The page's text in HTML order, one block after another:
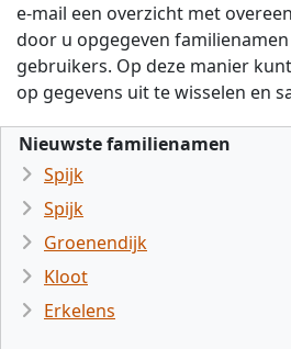
e-mail een overzicht met
door u opgegeven
gebruikers. Op deze manier
op gegevens uit te wisselen en
Nieuwste familienamen
Spijk
Spijk
Groenendijk
Kloot
Erkelens